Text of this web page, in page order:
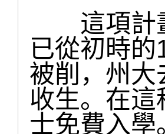
這項計畫
已從初時
被削，州大
收生。在
士免費入學